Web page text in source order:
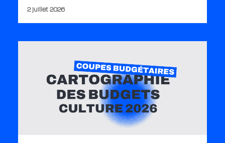
2 juillet 2026